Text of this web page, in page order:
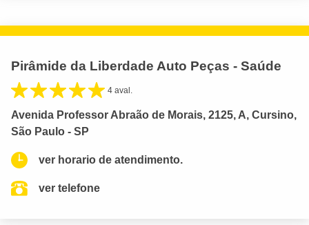
Pirâmide da Liberdade Auto Peças - Saúde
4 aval.
Avenida Professor Abraão de Morais, 2125, A, Cursino,
São Paulo - SP
ver horario de atendimento.
ver telefone